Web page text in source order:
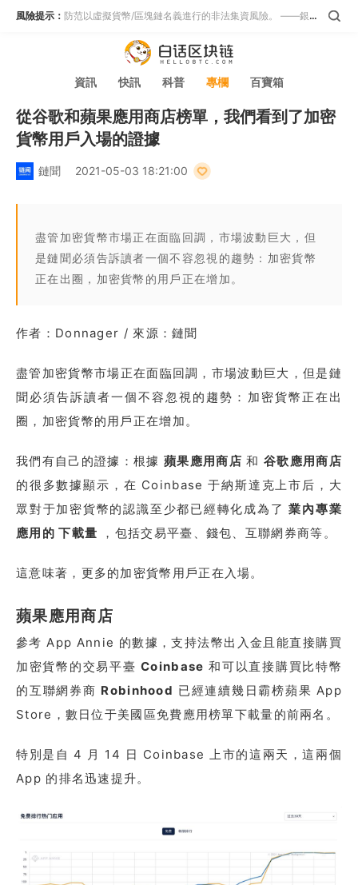
風險提示： 防范以虛擬貨幣/區塊鏈名義進行的非法集資風險。 ——銀保監會等五部門
資訊 快訊 科普 專欄 百寶箱
從谷歌和蘋果應用商店榜單，我們看到了加密
貨幣用戶入場的證據
鏈聞 2021-05-03 18:21:00
盡管加密貨幣市場正在面臨回調，市場波動巨大，但
是鏈聞必須告訴讀者一個不容忽視的趨勢：加密貨幣
正在出圈，加密貨幣的用戶正在增加。
作者：Donnager / 來源：鏈聞
盡管加密貨幣市場正在面臨回調，市場波動巨大，但是鏈
聞必須告訴讀者一個不容忽視的趨勢：加密貨幣正在出
圈，加密貨幣的用戶正在增加。
我們有自己的證據：根據 蘋果應用商店 和 谷歌應用商店
的很多數據顯示，在 Coinbase 于納斯達克上市后，大
眾對于加密貨幣的認識至少都已經轉化成為了業內專業
應用的 下載量 ，包括交易平臺、錢包、互聯網券商等。
這意味著，更多的加密貨幣用戶正在入場。
蘋果應用商店
參考 App Annie 的數據，支持法幣出入金且能直接購買
加密貨幣的交易平臺Coinbase 和可以直接購買比特幣
的互聯網券商 Robinhood 已經連續幾日霸榜蘋果 App
Store，數日位于美國區免費應用榜單下載量的前兩名。
特別是自 4 月 14 日 Coinbase 上市的這兩天，這兩個
App 的排名迅速提升。